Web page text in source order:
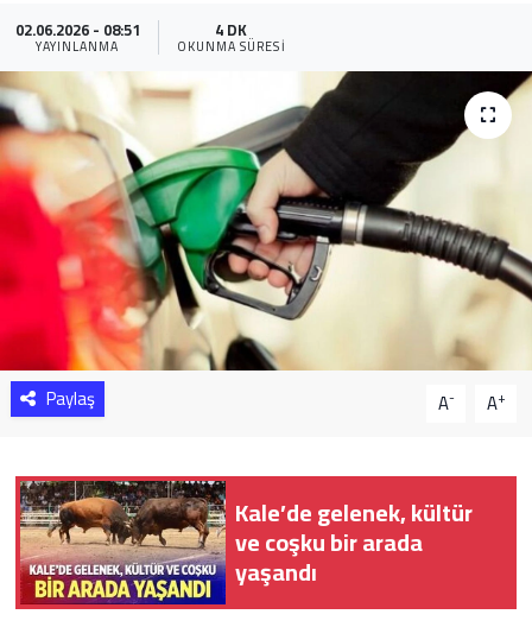
02.06.2026 - 08:51
YAYINLANMA
4 DK
OKUNMA SÜRESI
Paylaş A- A+
Kale’de gelenek, kültür
ve coşku bir arada
yaşandı
Yaşam
Sağlık
Yazarlar
Resmi İlan
Resmi Reklam